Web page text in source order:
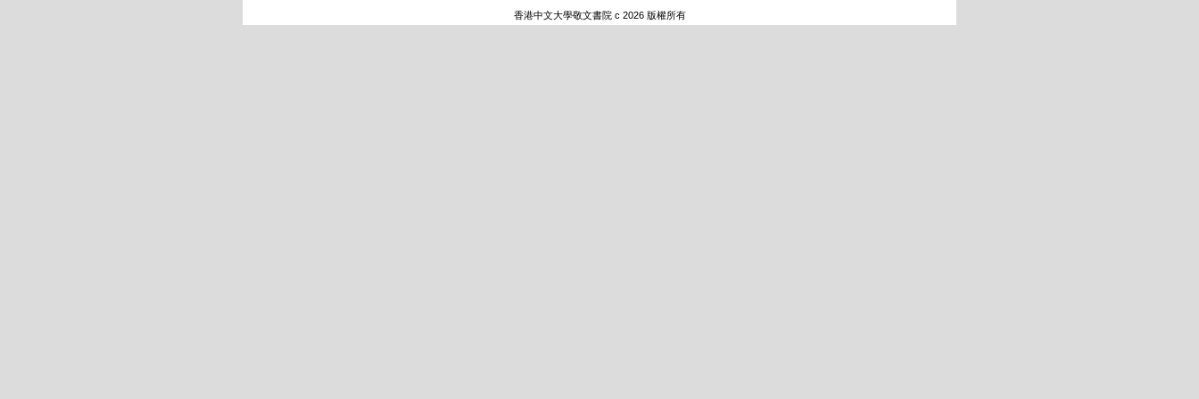
香港中文大學敬文書院 c 2026 版權所有